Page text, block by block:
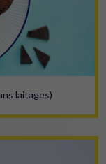
laitages)